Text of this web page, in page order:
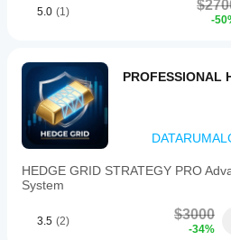
5.0 (1)
-
PROFESSIONAL
HEDGE GRID STRATEGY PRO
System
3.5 (2) $3000
-34%